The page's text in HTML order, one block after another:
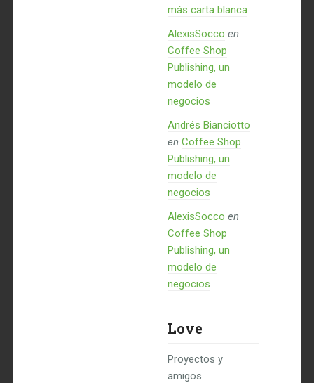
más carta blanca
AlexisSocco en
Coffee Shop
Publishing, un
modelo de
negocios
Andrés Bianciotto
en Coffee Shop
Publishing, un
modelo de
negocios
AlexisSocco en
Coffee Shop
Publishing, un
modelo de
negocios
Love
Proyectos y
amigos